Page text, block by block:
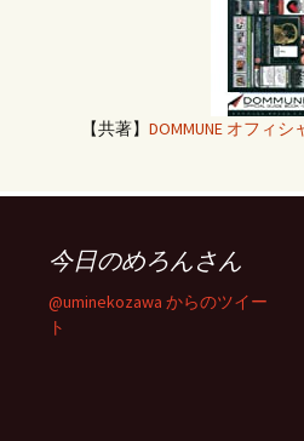
【共著】 DOMMUNE オフィ
今日のめろんさん
@uminekozawa からのツイー
ト